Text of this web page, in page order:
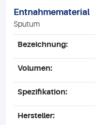
Entnahmematerial
Sputum
Bezeichnung:
Volumen:
Spezifikation:
Hersteller: